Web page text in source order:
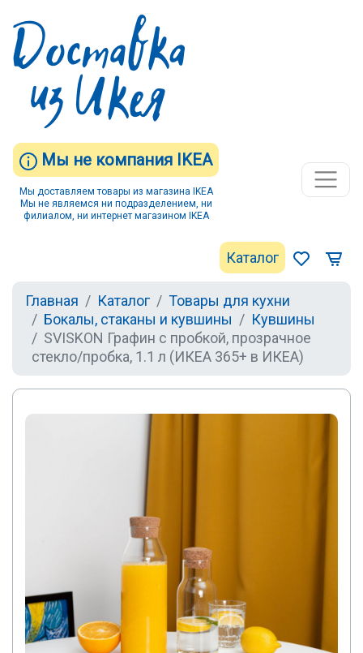
Мы не компания IKEA
Мы доставляем товары из магазина IKEA
Мы не являемся ни подразделением, ни
филиалом, ни интернет магазином IKEA
Каталог
Главная Каталог
Товары для кухни
Бокалы, стаканы и кувшины
Кувшины
SVISKON Графин с пробкой, прозрачное
стекло/пробка, 1.1 л (ИКЕА 365+ в ИКЕА)